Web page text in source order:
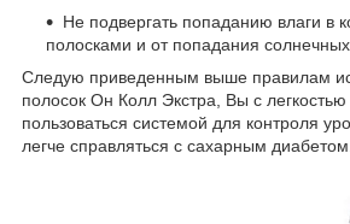
Не подвергать попаданию влаги в
полосками и от попадания
Следую приведенным выше правилам
полосок Он Колл Экстра, Вы с
пользоваться системой для контроля
легче справляться с сахарным диабетом.